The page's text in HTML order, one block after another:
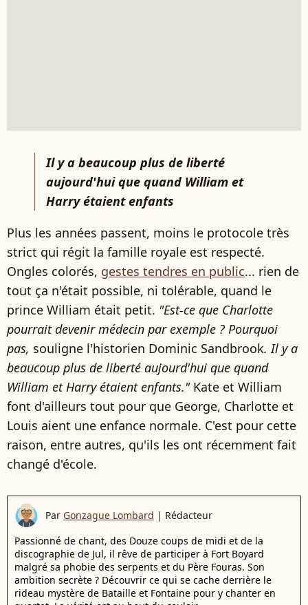
Il y a beaucoup plus de liberté
aujourd'hui que quand William et
Harry étaient enfants
Plus les années passent, moins le protocole très
strict qui régit la famille royale est respecté.
Ongles colorés, gestes tendres en public... rien de
tout ça n'était possible, ni tolérable, quand le
prince William était petit. "Est-ce que Charlotte
pourrait devenir médecin par exemple ? Pourquoi
pas, souligne l'historien Dominic Sandbrook. Il y a
beaucoup plus de liberté aujourd'hui que quand
William et Harry étaient enfants."Kate et William
font d'ailleurs tout pour que George, Charlotte et
Louis aient une enfance normale. C'est pour cette
raison, entre autres, qu'ils les ont récemment fait
changé d'école.
Par Gonzague Lombard | Rédacteur
Passionné de chant, des Douze coups de midi et de la
discographie de Jul, il rêve de participer à Fort Boyard
malgré sa phobie des serpents et du Père Fouras. Son
ambition secrète ? Découvrir ce qui se cache derrière le
rideau mystère de Bataille et Fontaine pour y chanter en